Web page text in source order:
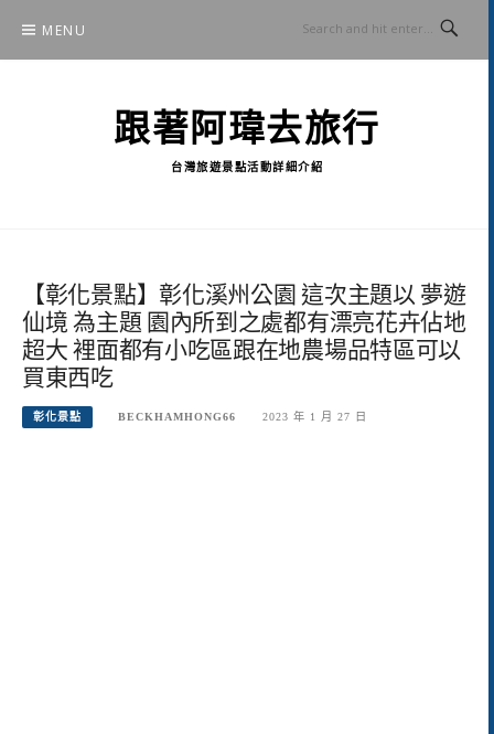
content
MENU
跟著阿瑋去旅行
台灣旅遊景點活動詳細介紹
【彰化景點】彰化溪州公園 這次主題以 夢遊
仙境 為主題 園內所到之處都有漂亮花卉佔地
超大 裡面都有小吃區跟在地農場品特區可以
買東西吃
彰化景點 BECKHAMHONG66 2023 年 1 月 27 日